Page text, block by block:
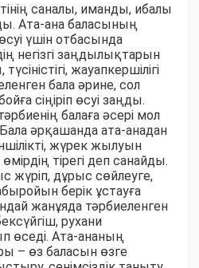
саналы, иманды, ибалы
Ата-ана баласының
үшін отбасында
негізгі заңдылықтарын
жауапкершілігі
бала әрине, сол
сіңіріп өсуі заңды.
балаға әсері мол
Бала әрқашанда ата-анадан
жүрек жылуын
тірегі деп санайды.
жүріп, дұрыс сөйлеуге,
берік ұстауға
жанұяда тәрбиеленген
рухани
өседі. Ата-ананың
– өз баласын өзге